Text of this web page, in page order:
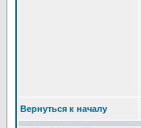
Вернуться к началу